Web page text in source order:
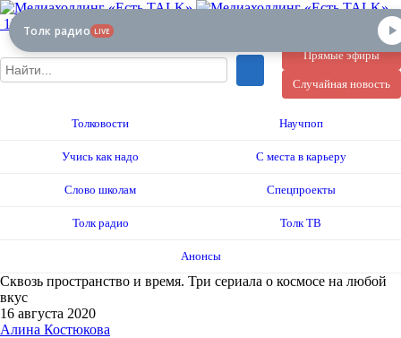
12+
Прямые эфиры
Случайная новость
Толковости Научпоп
Учись как надо С места в карьеру
Слово школам Спецпроекты
Толк радио Толк ТВ
Анонсы
Сквозь пространство и время. Три сериала о космосе на любой
вкус
16 августа 2020
Алина Костюкова
Толк радио LIVE